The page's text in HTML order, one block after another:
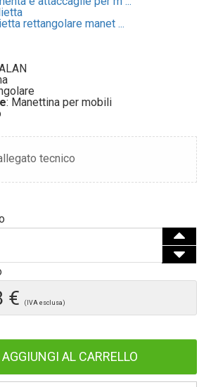
rettangolare manet ...
: Manettina per mobili
tecnico
€ (IVA esclusa)
AGGIUNGI AL CARRELLO